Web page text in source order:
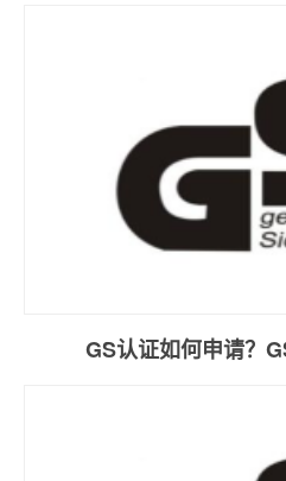
GS认证如何申请？